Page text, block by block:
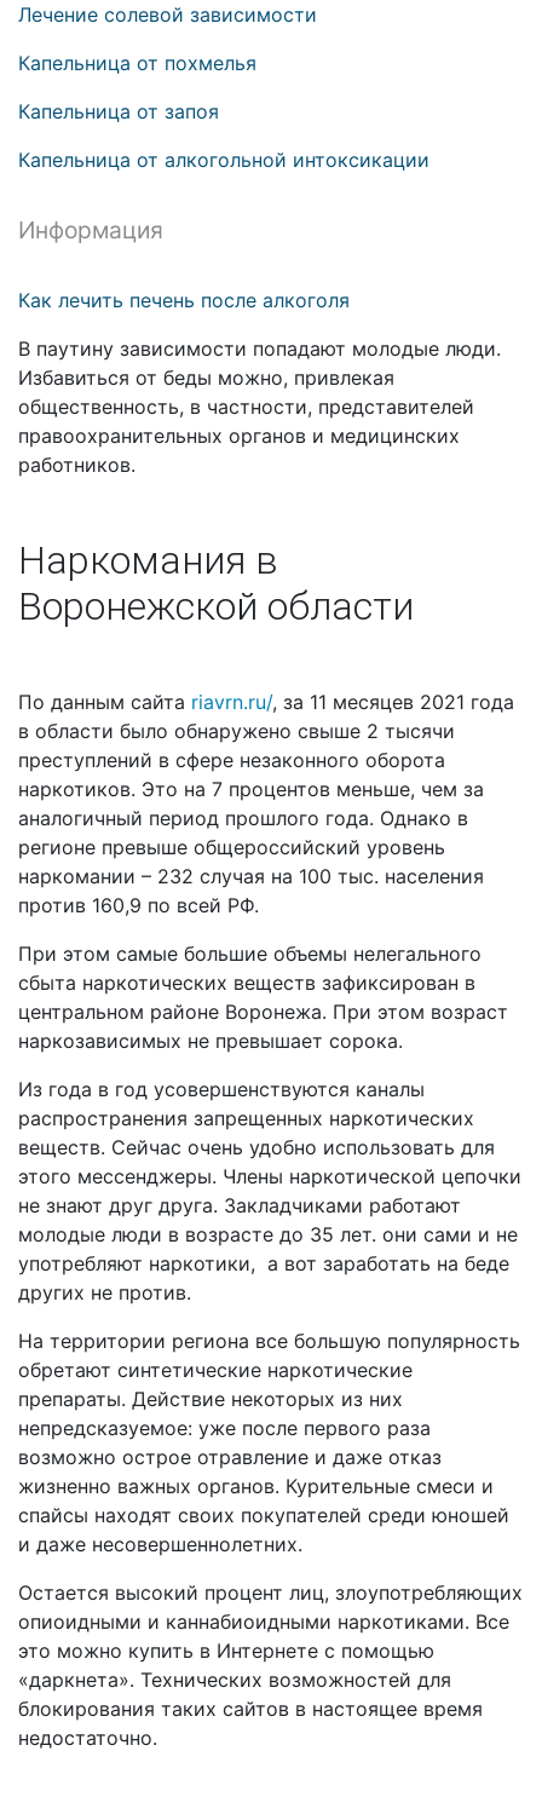
Лечение солевой зависимости
Капельница от похмелья
Капельница от запоя
Капельница от алкогольной интоксикации
Информация
Как лечить печень после алкоголя
В паутину зависимости попадают молодые люди.
Избавиться от беды можно, привлекая
общественность, в частности, представителей
правоохранительных органов и медицинских
работников.
Наркомания в
Воронежской области
По данным сайта riavrn.ru/, за 11 месяцев 2021 года
в области было обнаружено свыше 2 тысячи
преступлений в сфере незаконного оборота
наркотиков. Это на 7 процентов меньше, чем за
аналогичный период прошлого года. Однако в
регионе превыше общероссийский уровень
наркомании – 232 случая на 100 тыс. населения
против 160,9 по всей РФ.
При этом самые большие объемы нелегального
сбыта наркотических веществ зафиксирован в
центральном районе Воронежа. При этом возраст
наркозависимых не превышает сорока.
Из года в год усовершенствуются каналы
распространения запрещенных наркотических
веществ. Сейчас очень удобно использовать для
этого мессенджеры. Члены наркотической цепочки
не знают друг друга. Закладчиками работают
молодые люди в возрасте до 35 лет. они сами и не
употребляют наркотики, а вот заработать на беде
других не против.
На территории региона все большую популярность
обретают синтетические наркотические
препараты. Действие некоторых из них
непредсказуемое: уже после первого раза
возможно острое отравление и даже отказ
жизненно важных органов. Курительные смеси и
спайсы находят своих покупателей среди юношей
и даже несовершеннолетних.
Остается высокий процент лиц, злоупотребляющих
опиоидными и каннабиоидными наркотиками. Все
это можно купить в Интернете с помощью
«даркнета». Технических возможностей для
блокирования таких сайтов в настоящее время
недостаточно.